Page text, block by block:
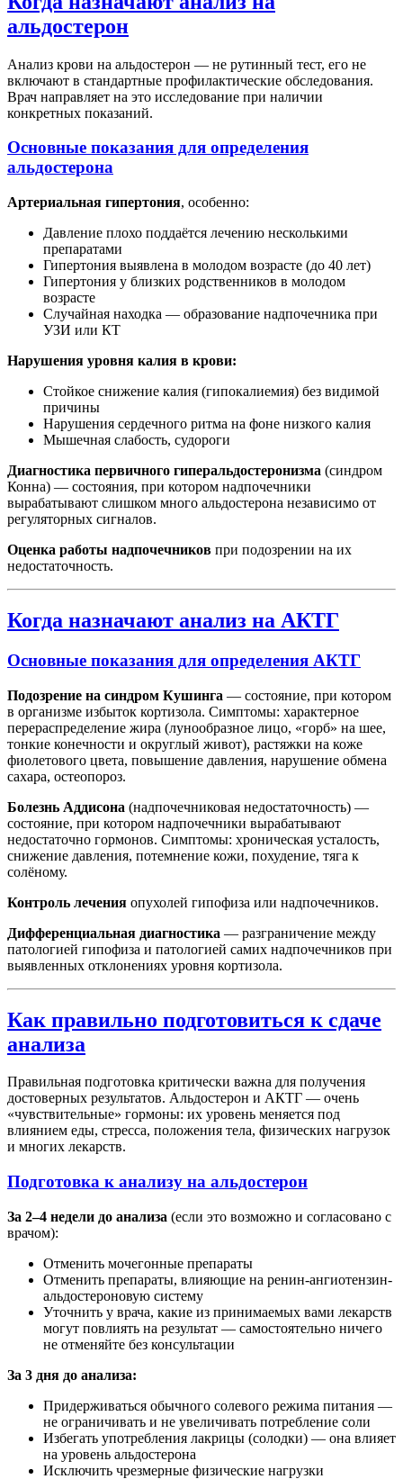
альдостерон
Анализ крови на альдостерон — не рутинный тест, его не
включают в стандартные профилактические обследования.
Врач направляет на это исследование при наличии
конкретных показаний.
Основные показания для определения
альдостерона
Артериальная гипертония, особенно:
Давление плохо поддаётся лечению несколькими
препаратами
Гипертония выявлена в молодом возрасте (до 40 лет)
Гипертония у близких родственников в молодом
возрасте
Случайная находка — образование надпочечника при
УЗИ или КТ
Нарушения уровня калия в крови:
Стойкое снижение калия (гипокалиемия) без видимой
причины
Нарушения сердечного ритма на фоне низкого калия
Мышечная слабость, судороги
Диагностика первичного гиперальдостеронизма (синдром
Конна) — состояния, при котором надпочечники
вырабатывают слишком много альдостерона независимо от
регуляторных сигналов.
Оценка работы надпочечников при подозрении на их
недостаточность.
Когда назначают анализ на АКТГ
Основные показания для определения АКТГ
Подозрение на синдром Кушинга — состояние, при котором
в организме избыток кортизола. Симптомы: характерное
перераспределение жира (лунообразное лицо, «горб» на шее,
тонкие конечности и округлый живот), растяжки на коже
фиолетового цвета, повышение давления, нарушение обмена
сахара, остеопороз.
Болезнь Аддисона (надпочечниковая недостаточность) —
состояние, при котором надпочечники вырабатывают
недостаточно гормонов. Симптомы: хроническая усталость,
снижение давления, потемнение кожи, похудение, тяга к
солёному.
Контроль лечения опухолей гипофиза или надпочечников.
Дифференциальная диагностика — разграничение между
патологией гипофиза и патологией самих надпочечников при
выявленных отклонениях уровня кортизола.
Как правильно подготовиться к сдаче
анализа
Правильная подготовка критически важна для получения
достоверных результатов. Альдостерон и АКТГ — очень
«чувствительные» гормоны: их уровень меняется под
влиянием еды, стресса, положения тела, физических нагрузок
и многих лекарств.
Подготовка к анализу на альдостерон
За 2–4 недели до анализа (если это возможно и согласовано с
врачом):
Отменить мочегонные препараты
Отменить препараты, влияющие на ренин-ангиотензин-
альдостероновую систему
Уточнить у врача, какие из принимаемых вами лекарств
могут повлиять на результат — самостоятельно ничего
не отменяйте без консультации
За 3 дня до анализа:
Придерживаться обычного солевого режима питания —
не ограничивать и не увеличивать потребление соли
Избегать употребления лакрицы (солодки) — она влияет
на уровень альдостерона
Исключить чрезмерные физические нагрузки